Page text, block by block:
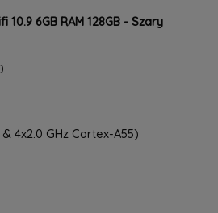
6GB RAM 128GB - Szary
4x2.0 GHz Cortex-A55)